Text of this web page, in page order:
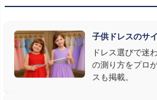
ます。ネイビー・ブラック・深みのある
す。またピアノ演奏なら落ち着いたシッ
ロ演奏なら華やかで視線を集めるデザ
なら衣装同士が調和するクラシカルな
子供ドレスのサ
ドレス選びで迷
の測り方をプロ
スも掲載。